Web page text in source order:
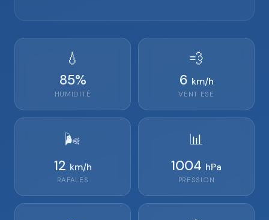
💧
85%
HUMIDITÉ
💨
6 km/h
VENT ESE
🌬️
12 km/h
RAFALES
📊
1004 hPa
PRESSION